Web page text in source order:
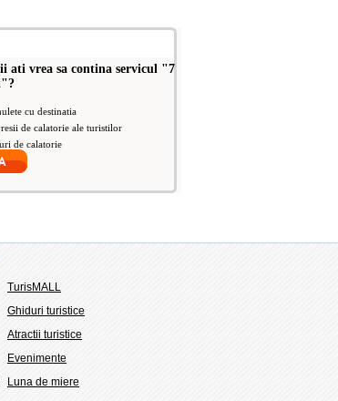
ati vrea sa contina servicul "7
cu destinatia
de calatorie ale turistilor
de calatorie
TurisMALL
Ghiduri turistice
Atractii turistice
Evenimente
Luna de miere